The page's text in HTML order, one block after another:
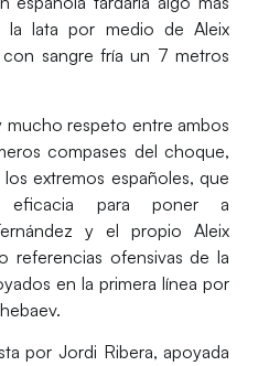
la lata por medio deAleix
sangre fría un 7 metros
mucho respeto entre ambos
compases del choque,
extremos españoles, que
eficacia para poner a
y el propio Aleix
referencias ofensivas de la
en la primera línea por
por Jordi Ribera, apoyada